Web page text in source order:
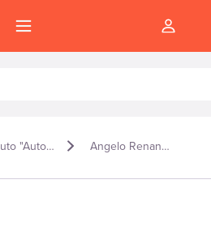
Atributo "Autor" de produto Angelo Renan Acosta Caputo